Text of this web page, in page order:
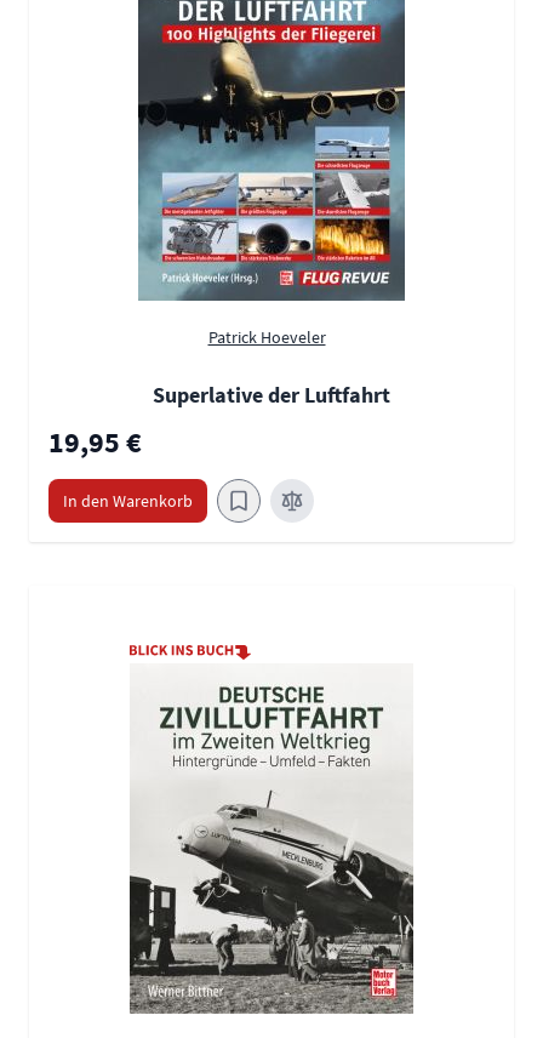
Patrick Hoeveler
Superlative der Luftfahrt
19,95 €
In den Warenkorb